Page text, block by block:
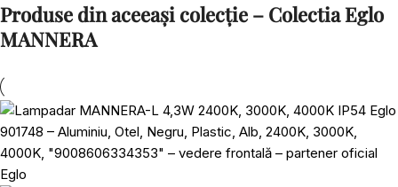
Produse din aceeași colecție – Colectia Eglo
MANNERA